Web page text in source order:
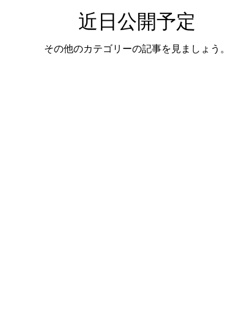
近日公開予定
その他のカテゴリーの記事を見ましょう。